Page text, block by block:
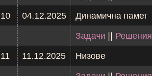
10 04.12.2025 Динамична памет
Задачи || Решения
11 11.12.2025 Низове